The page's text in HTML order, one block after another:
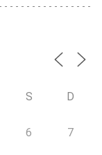
S D
6 7